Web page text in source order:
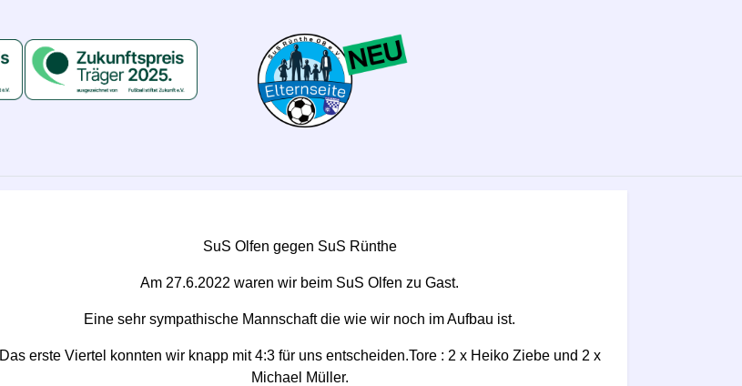
SuS Olfen gegen SuS Rünthe
Am 27.6.2022 waren wir beim SuS Olfen zu Gast.
Eine sehr sympathische Mannschaft die wie wir noch im Aufbau ist.
Das erste Viertel konnten wir knapp mit 4:3 für uns entscheiden.Tore : 2 x Heiko Ziebe und 2 x
Michael Müller.